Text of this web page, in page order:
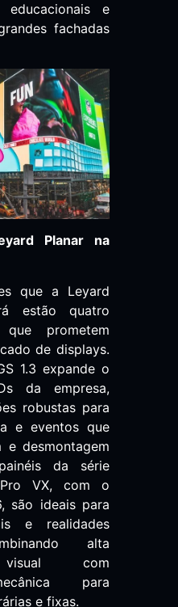
educacionais e
fachadas
Planar na
que a Leyard
estão quatro
prometem
de displays.
1.3 expande o
da empresa,
robustas para
e eventos que
e desmontagem
da série
Pro VX, com o
são ideais para
e realidades
alta
visual com
para
e fixas.